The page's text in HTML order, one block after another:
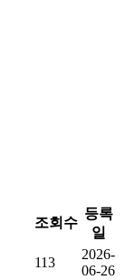
조회수
등록
일
113
2026-
06-26